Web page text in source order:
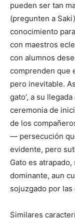
pueden ser tan
(pregunten a
conocimiento
con maestros
con alumnos
comprenden que
pero inevitable.
gato’, a su
ceremonia de
de los
— persecución
evidente, pero
Gato es
dominante, aun
sojuzgado por
Similares